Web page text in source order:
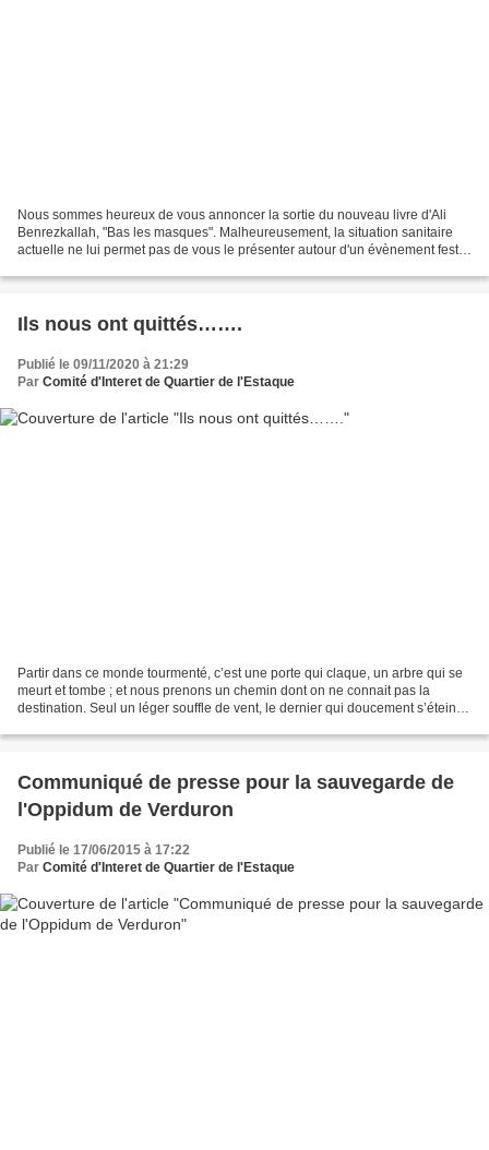
Nous sommes heureux de vous annoncer la sortie du nouveau livre d'Ali
Benrezkallah, "Bas les masques". Malheureusement, la situation sanitaire
actuelle ne lui permet pas de vous le présenter autour d'un évènement festif
Ils nous ont quittés…….
Publié le 09/11/2020 à 21:29
Par Comité d'Interet de Quartier de l'Estaque
Partir dans ce monde tourmenté, c’est une porte qui claque, un arbre qui se
meurt et tombe ; et nous prenons un chemin dont on ne connait pas la
destination. Seul un léger souffle de vent, le dernier qui doucement s’éteint,
Communiqué de presse pour la sauvegarde de
l'Oppidum de Verduron
Publié le 17/06/2015 à 17:22
Par Comité d'Interet de Quartier de l'Estaque